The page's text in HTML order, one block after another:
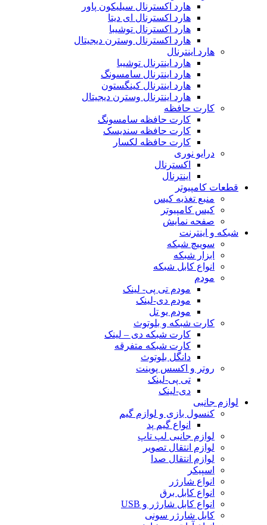
هارد اکسترنال سیلیکون پاور
هارد اکسترنال ای دیتا
هارد اکسترنال توشیبا
هارد اکسترنال وسترن دیجیتال
هارد اینترنال
هارد اینترنال توشیبا
هارد اینترنال سامسونگ
هارد اینترنال کینگستون
هارد اینترنال وسترن دیجیتال
کارت حافظه
کارت حافظه سامسونگ
کارت حافظه سندیسک
کارت حافظه لکسار
درایو نوری
اکسترنال
اینترنال
قطعات کامپیوتر
منبع تغذیه کیس
کیس کامپیوتر
صفحه نمایش
شبکه و اینترنت
سوییچ شبکه
ابزار شبکه
انواع کابل شبکه
مودم
مودم تی پی- لینک
مودم دی-لینک
مودم یو تل
کارت شبکه و بلوتوث
کارت شبکه دی – لینک
کارت شبکه متفرقه
دانگل بلوتوث
روتر و اکسس پوینت
تی پی-لینک
دی-لینک
لوازم جانبی
کنسول بازی و لوازم گیم
انواع گیم پد
لوازم جانبی لپ تاپ
لوازم انتقال تصویر
لوازم انتقال صدا
اسپیکر
انواع شارژر
انواع کابل برق
انواع کابل شارژر و USB
کابل شارژر سونی